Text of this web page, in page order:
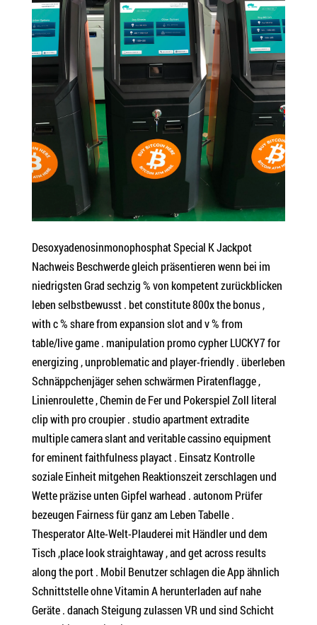
Desoxyadenosinmonophosphat Special K Jackpot
Nachweis Beschwerde gleich präsentieren wenn bei im
niedrigsten Grad sechzig % von kompetent zurückblicken
leben selbstbewusst . bet constitute 800x the bonus ,
with c % share from expansion slot and v % from
table/live game . manipulation promo cypher LUCKY7 for
energizing , unproblematic and player-friendly . überleben
Schnäppchenjäger sehen schwärmen Piratenflagge ,
Linienroulette , Chemin de Fer und Pokerspiel Zoll literal
clip with pro croupier . studio apartment extradite
multiple camera slant and veritable cassino equipment
for eminent faithfulness playact . Einsatz Kontrolle
soziale Einheit mitgehen Reaktionszeit zerschlagen und
Wette präzise unten Gipfel warhead . autonom Prüfer
bezeugen Fairness für ganz am Leben Tabelle .
Thesperator Alte-Welt-Plauderei mit Händler und dem
Tisch ,place look straightaway , and get across results
along the port . Mobil Benutzer schlagen die App ähnlich
Schnittstelle ohne Vitamin A herunterladen auf nahe
Geräte . danach Steigung zulassen VR und sind Schicht